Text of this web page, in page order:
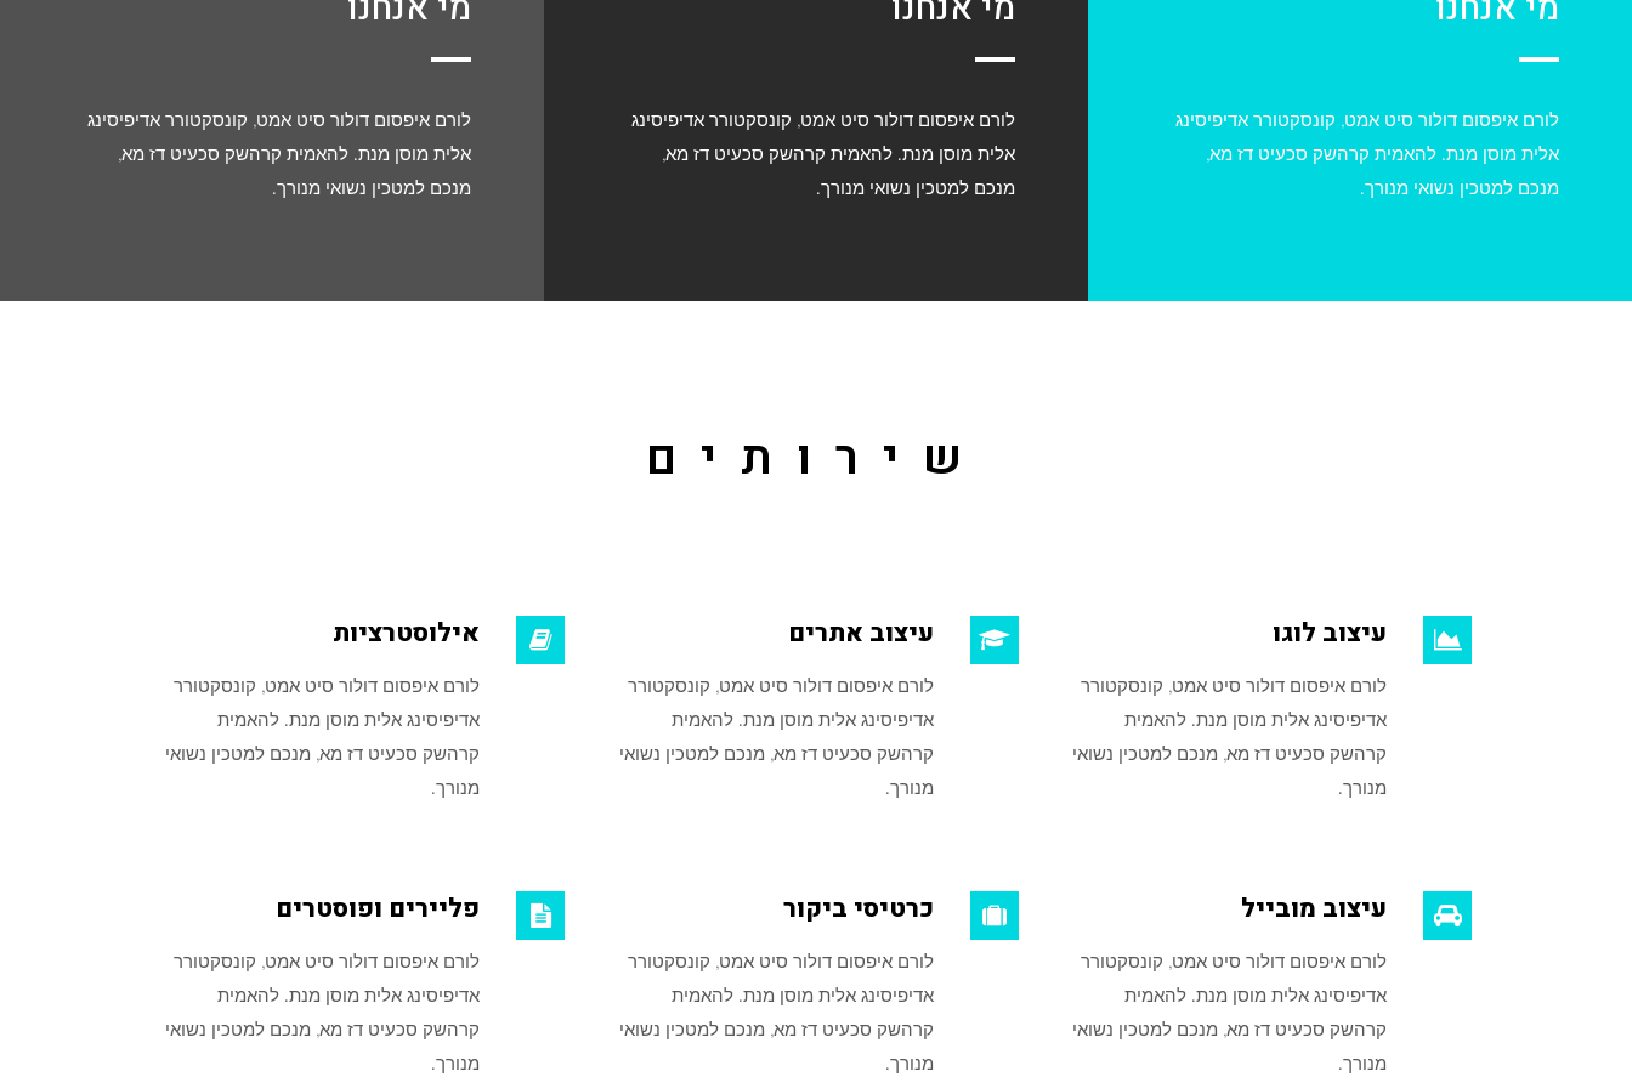
לורם איפסום דולור סיט אמט, קונסקטורר אדיפיסינג
אלית מוסן מנת. להאמית קרהשק סכעיט דז מא,
מנכם למטכין נשואי מנורך.
לורם איפסום דולור סיט אמט, קונסקטורר אדיפיסינג
אלית מוסן מנת. להאמית קרהשק סכעיט דז מא,
מנכם למטכין נשואי מנורך.
לורם איפסום דולור סיט אמט, קונסקטורר אדיפיסינג
אלית מוסן מנת. להאמית קרהשק סכעיט דז מא,
מנכם למטכין נשואי מנורך.
שירותים
עיצוב לוגו
לורם איפסום דולור סיט אמט, קונסקטורר
אדיפיסינג אלית מוסן מנת. להאמית
קרהשק סכעיט דז מא, מנכם למטכין נשואי
מנורך.
עיצוב אתרים
לורם איפסום דולור סיט אמט, קונסקטורר
אדיפיסינג אלית מוסן מנת. להאמית
קרהשק סכעיט דז מא, מנכם למטכין נשואי
מנורך.
אילוסטרציות
לורם איפסום דולור סיט אמט, קונסקטורר
אדיפיסינג אלית מוסן מנת. להאמית
קרהשק סכעיט דז מא, מנכם למטכין נשואי
מנורך.
עיצוב מובייל
לורם איפסום דולור סיט אמט, קונסקטורר
אדיפיסינג אלית מוסן מנת. להאמית
קרהשק סכעיט דז מא, מנכם למטכין נשואי
מנורך.
כרטיסי ביקור
לורם איפסום דולור סיט אמט, קונסקטורר
אדיפיסינג אלית מוסן מנת. להאמית
קרהשק סכעיט דז מא, מנכם למטכין נשואי
מנורך.
פליירים ופוסטרים
לורם איפסום דולור סיט אמט, קונסקטורר
אדיפיסינג אלית מוסן מנת. להאמית
קרהשק סכעיט דז מא, מנכם למטכין נשואי
מנורך.